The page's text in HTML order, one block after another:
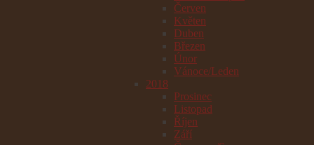
Červen
Květen
Duben
Březen
Únor
Vánoce/Leden
2018
Prosinec
Listopad
Říjen
Září